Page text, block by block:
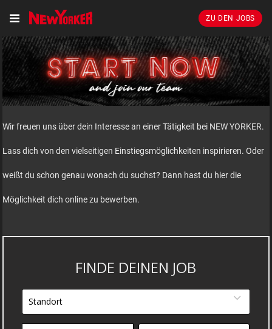
ZU DEN JOBS
Wir freuen uns über dein Interesse an einer Tätigkeit bei NEW YORKER.
Lass dich von den vielseitigen Einstiegsmöglichkeiten inspirieren. Oder
weißt du schon genau wonach du suchst? Dann hast du hier die
Möglichkeit dich online zu bewerben.
FINDE DEINEN JOB
Standort